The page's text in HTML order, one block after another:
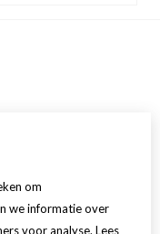
om
we informatie over
voor analyse. Lees